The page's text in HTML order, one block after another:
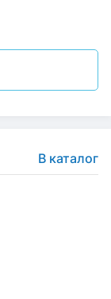
В каталог